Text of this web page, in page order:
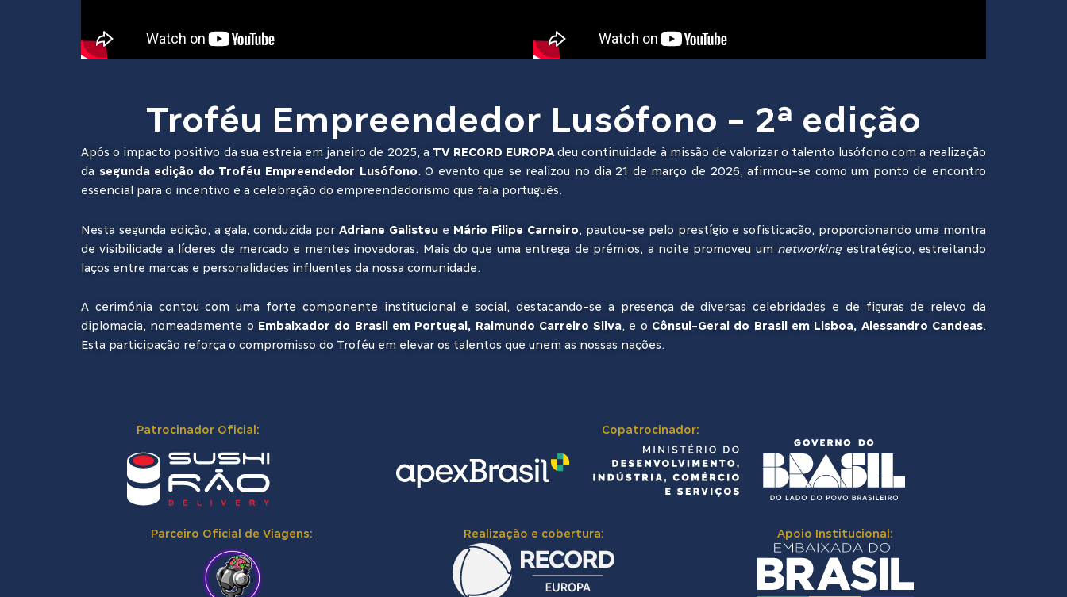
Troféu Empreendedor Lusófono - 2ª edição
Após o impacto positivo da sua estreia em janeiro de 2025, a TV RECORD EUROPAdeu continuidade à missão de valorizar o talento lusófono com a realização
da segunda edição do Troféu Empreendedor Lusófono. O evento que se realizou no dia 21 de março de 2026, afirmou-se como um ponto de encontro
essencial para o incentivo e a celebração do empreendedorismo que fala português.
Nesta segunda edição, a gala, conduzida porAdriane Galisteu e Mário Filipe Carneiro, pautou-se pelo prestígio e sofisticação, proporcionando uma montra
de visibilidade a líderes de mercado e mentes inovadoras. Mais do que uma entrega de prémios, a noite promoveu um networkingestratégico, estreitando
laços entre marcas e personalidades influentes da nossa comunidade.
A cerimónia contou com uma forte componente institucional e social, destacando-se a presença de diversas celebridades e de figuras de relevo da
diplomacia, nomeadamente o Embaixador do Brasil em Portugal, Raimundo Carreiro Silva, e o Cônsul-Geral do Brasil em Lisboa, Alessandro Candeas.
Esta participação reforça o compromisso do Troféu em elevar os talentos que unem as nossas nações.
Patrocinador Oficial: Copatrocinador:
Parceiro Oficial de Viagens: Realização e cobertura: Apoio Institucional: